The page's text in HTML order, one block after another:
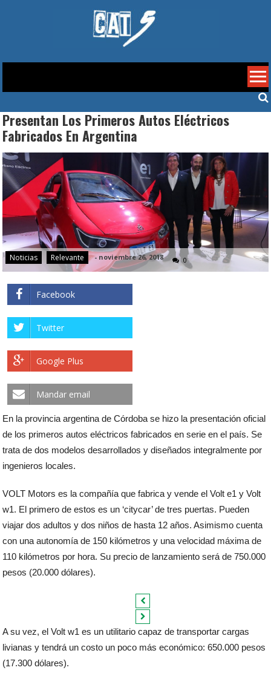
Cat 5
Presentan Los Primeros Autos Eléctricos
Fabricados En Argentina
Noticias Relevante - noviembre 26, 2018 0
Facebook
Twitter
Google Plus
Mandar email
En la provincia argentina de Córdoba se hizo la presentación oficial
de los primeros autos eléctricos fabricados en serie en el país. Se
trata de dos modelos desarrollados y diseñados integralmente por
ingenieros locales.
VOLT Motors es la compañía que fabrica y vende el Volt e1 y Volt
w1. El primero de estos es un ‘citycar’ de tres puertas. Pueden
viajar dos adultos y dos niños de hasta 12 años. Asimismo cuenta
con una autonomía de 150 kilómetros y una velocidad máxima de
110 kilómetros por hora. Su precio de lanzamiento será de 750.000
pesos (20.000 dólares).
A su vez, el Volt w1 es un utilitario capaz de transportar cargas
livianas y tendrá un costo un poco más económico: 650.000 pesos
(17.300 dólares).